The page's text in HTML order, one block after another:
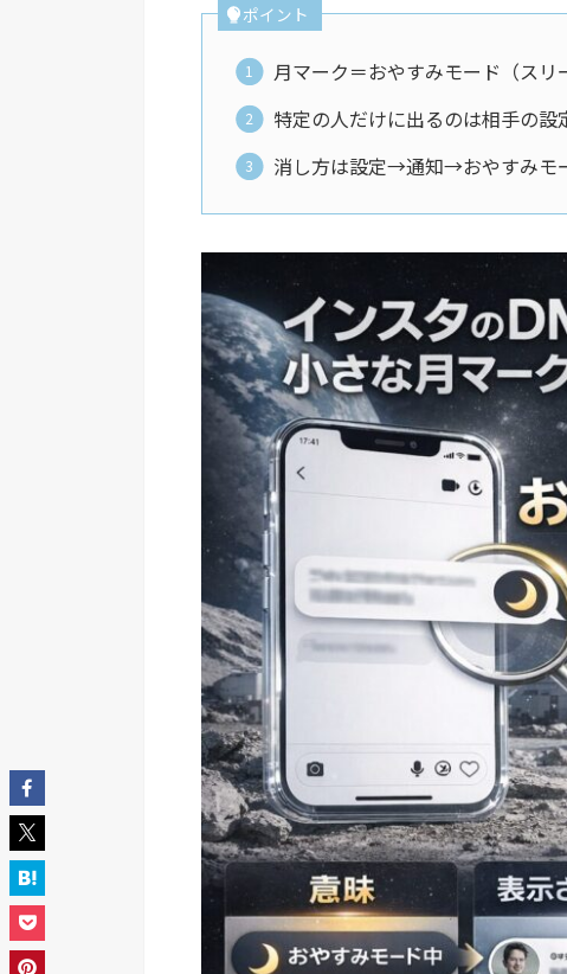
ポイント
月マーク＝おやすみモード（ス
特定の人だけに出るのは相手の
消し方は設定→通知→おやすみモ